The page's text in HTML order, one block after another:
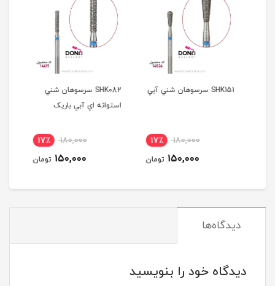
SHK151 سرسوهان شني آبي
180,000 17٪
150,000 تومان
SHK082 سرسوهان شني
استوانه اي آبي باريک
180,000 17٪
150,000 تومان
دیدگاه‌ها
دیدگاه خود را بنویسید